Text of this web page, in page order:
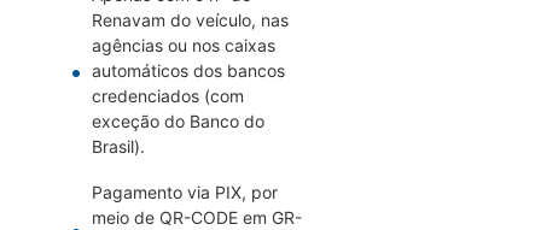
Renavam do veículo, nas
agências ou nos caixas
automáticos dos bancos
credenciados (com
exceção do Banco do
Brasil).
Pagamento via PIX, por
meio de QR-CODE em GR-